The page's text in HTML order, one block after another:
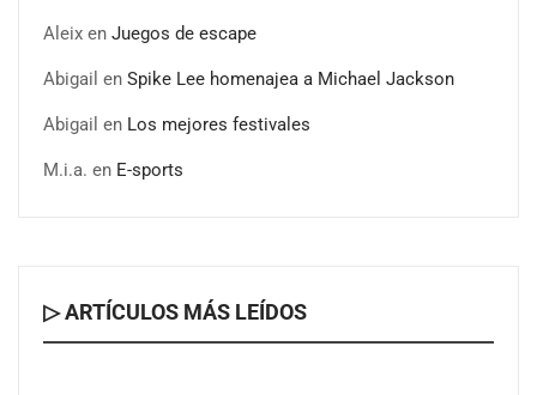
Nansha, Guangzhou, crea un nuevo ecosistema de
comercio transfronterizo para conectar al mundo con
nuevas oportunidades
Aleix en Juegos de escape
Abigail en Spike Lee homenajea a Michael Jackson
Abigail en Los mejores festivales
M.i.a. en E-sports
▷ ARTÍCULOS MÁS LEÍDOS